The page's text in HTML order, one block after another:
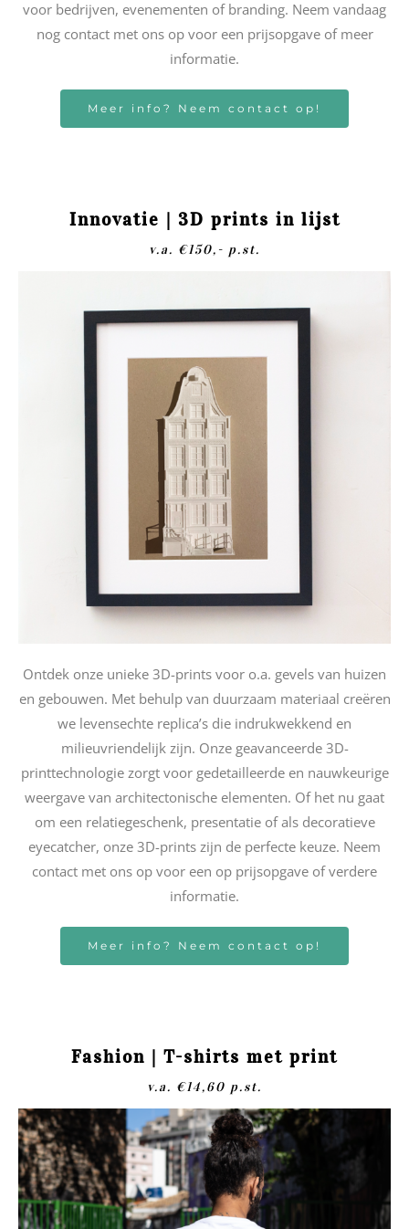
voor bedrijven, evenementen of branding. Neem vandaag
nog contact met ons op voor een prijsopgave of meer
informatie.
Meer info? Neem contact op!
Innovatie | 3D prints in lijst
v.a. €150,- p.st.
Ontdek onze unieke 3D-prints voor o.a. gevels van huizen
en gebouwen. Met behulp van duurzaam materiaal creëren
we levensechte replica’s die indrukwekkend en
milieuvriendelijk zijn. Onze geavanceerde 3D-
printtechnologie zorgt voor gedetailleerde en nauwkeurige
weergave van architectonische elementen. Of het nu gaat
om een relatiegeschenk, presentatie of als decoratieve
eyecatcher, onze 3D-prints zijn de perfecte keuze. Neem
contact met ons op voor een op prijsopgave of verdere
informatie.
Meer info? Neem contact op!
Fashion | T-shirts met print
v.a. €14,60 p.st.